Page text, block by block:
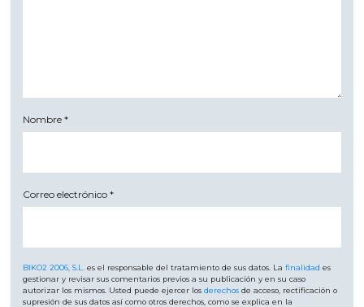
Nombre*
Correo electrónico*
BIKO2 2006, S.L. es el responsable del tratamiento de sus datos. Lafinalidad es
gestionar y revisar sus comentarios previos a su publicación y en su caso
autorizar los mismos. Usted puede ejercer losderechos de acceso, rectificación o
supresión de sus datos así como otros derechos, como se explica en la